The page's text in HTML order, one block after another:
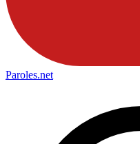
Paroles.net